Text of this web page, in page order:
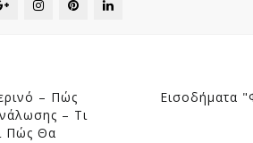
– Πώς
– Τι
Πώς Θα
Εισοδήματα